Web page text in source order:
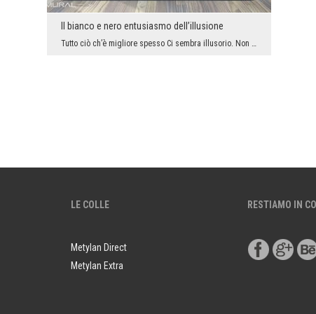
Il bianco e nero entusiasmo dell’illusione
Tutto ciò ch’è migliore spesso Ci sembra illusorio. Non deve essere così, però a volte ci piace c...
LE COLLE
Metylan Direct
Metylan Extra
RESTIAMO IN